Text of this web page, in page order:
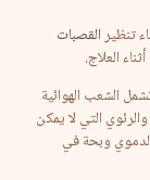
تنظيرالقصبات
العلاج.
الشعب الهوائية
التي لا يمكن
وبحة في